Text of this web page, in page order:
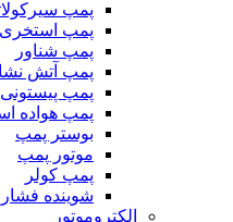
پمپ
پمپ استخری
پمپ شناور
پمپ آتش
پمپ پیستونی
پمپ هواده
بوستر پمپ
موتور پمپ
پمپ کولر
شوینده
الکتروموتور